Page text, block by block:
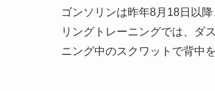
ゴンソリンは昨年8月18日以
リングトレーニングでは、ダ
ニング中のスクワットで背中